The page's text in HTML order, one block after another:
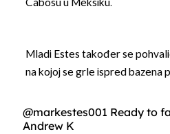
Cabosu u Meksiku.
Mladi Estes također se
na kojoj se grle ispred bazena
@markestes001 Ready to
Andrew K